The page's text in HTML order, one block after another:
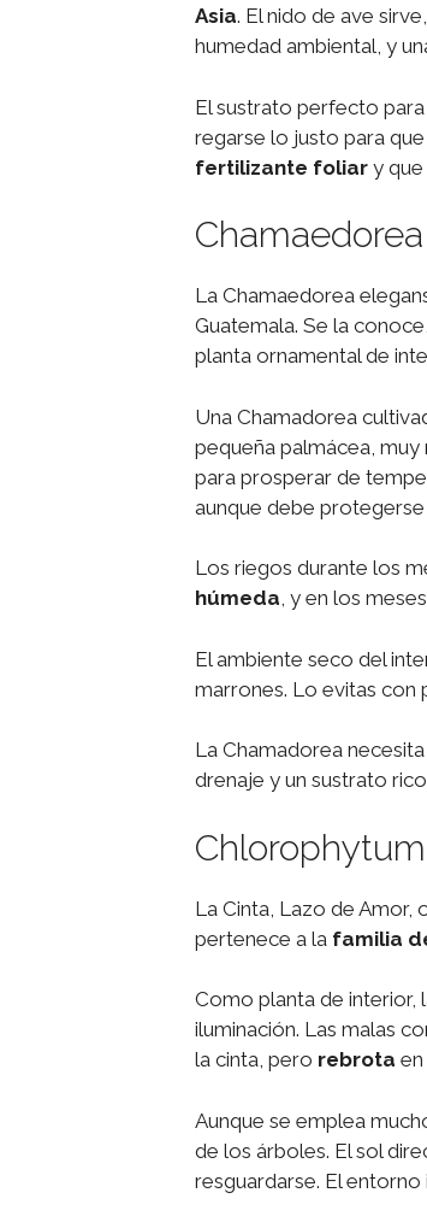
Asia. El nido de ave
humedad ambiental, y
El sustrato perfecto
regarse lo justo para
fertilizante foliar y que
La Chamaedorea
Guatemala. Se la
planta ornamental de
Una Chamadorea
pequeña palmácea,
para prosperar de
aunque debe
Los riegos durante los
húmeda, y en los
El ambiente seco del
marrones. Lo evitas con
La Chamadorea necesita
drenaje y un sustrato
La Cinta, Lazo de Amor,
pertenece a la familia
Como planta de interior,
iluminación. Las malas
la cinta, pero rebrota
Aunque se emplea
de los árboles. El sol
resguardarse. El entorno